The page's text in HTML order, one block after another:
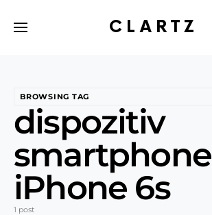
CLARTZ
BROWSING TAG
dispozitiv
smartphone
iPhone 6s
1 post